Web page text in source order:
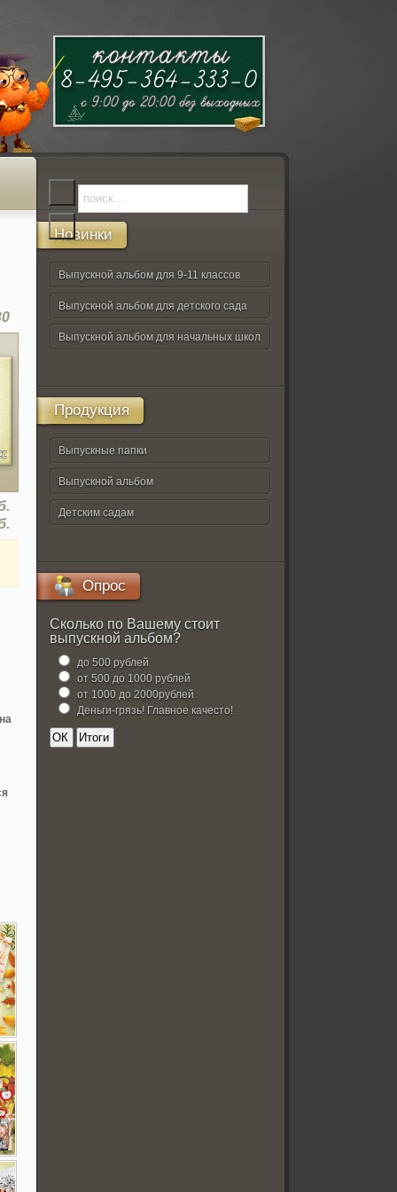
Новинки
Выпускной альбом для 9-11 классов
Выпускной альбом для детского сада
Выпускной альбом для начальных школ
Продукция
Выпускные папки
Выпускной альбом
Детским садам
Опрос
Сколько по Вашему стоит
выпускной альбом?
до 500 рублей
от 500 до 1000 рублей
от 1000 до 2000рублей
Деньги-грязь! Главное качесто!